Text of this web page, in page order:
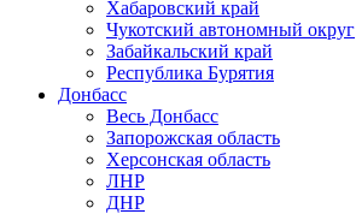
Хабаровский край
Чукотский автономный округ
Забайкальский край
Республика Бурятия
Донбасс
Весь Донбасс
Запорожская область
Херсонская область
ЛНР
ДНР